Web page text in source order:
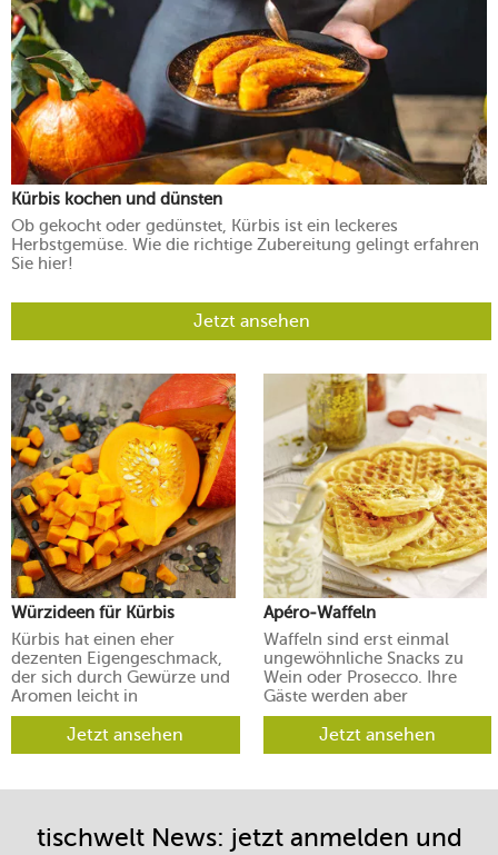
Kürbis kochen und dünsten
Ob gekocht oder gedünstet, Kürbis ist ein leckeres
Herbstgemüse. Wie die richtige Zubereitung gelingt erfahren
Sie hier!
Jetzt ansehen
Würzideen für Kürbis
Kürbis hat einen eher
dezenten Eigengeschmack,
der sich durch Gewürze und
Aromen leicht in
verschiedene Richtungen
lenken lässt.Jetzt ansehen
Apéro-Waffeln
Waffeln sind erst einmal
ungewöhnliche Snacks zu
Wein oder Prosecco. Ihre
Gäste werden aber
begeistert sein.
Jetzt ansehen
tischwelt News: jetzt anmelden und